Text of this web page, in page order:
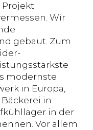
Projekt
Wir
gebaut. Zum
modernste
in Europa,
in
in der
Vor allem